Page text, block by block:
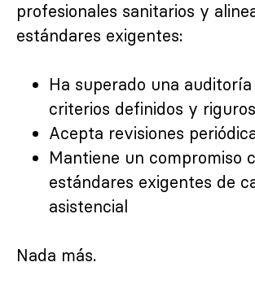
profesionales sanitarios y
estándares exigentes:
Ha superado una
criterios definidos y
Acepta revisiones
Mantiene un compromiso
estándares exigentes de
asistencial
Nada más.